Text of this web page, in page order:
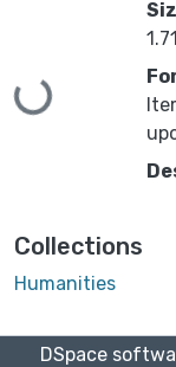
Loading...
Collections
Humanities
DSpace